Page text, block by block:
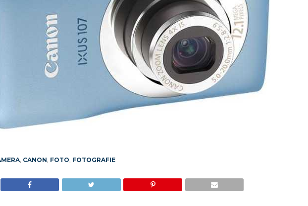
, CANON, FOTO, FOTOGRAFIE